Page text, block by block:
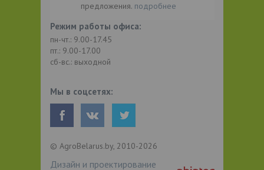
предложения. подробнее
Режим работы офиса:
пн-чт.: 9.00-17.45
пт.: 9.00-17.00
сб-вс.: выходной
Мы в соцсетях:
© AgroBelarus.by, 2010-2026
Дизайн и проектирование